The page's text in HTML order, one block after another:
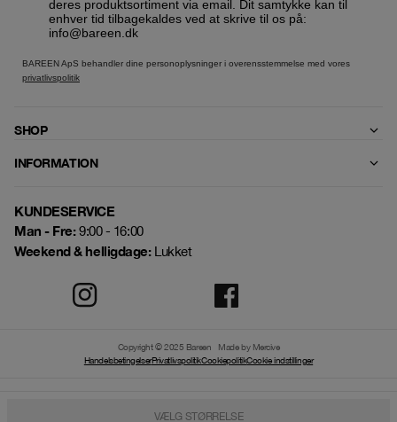
VÆLG STØRRELSE
deres produktsortiment via email. Dit samtykke kan til
enhver tid tilbagekaldes ved at skrive til os på:
info@bareen.dk
BAREEN ApS behandler dine personoplysninger i overensstemmelse med vores
privatlivspolitik
SHOP
INFORMATION
KUNDESERVICE
Man - Fre:9:00 - 16:00
Weekend & helligdage:Lukket
Copyright © 2025 Bareen
Made by Mercive
HandelsbetingelserPrivatlivspolitikCookiepolitikCookie indstillinger